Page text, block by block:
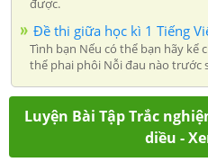
được.
Đề thi giữa học kì 1 Tiếng
Tình bạn Nếu có thể bạn hãy kể
thể phai phôi Nỗi đau nào trước
Luyện Bài Tập Trắc
diều -